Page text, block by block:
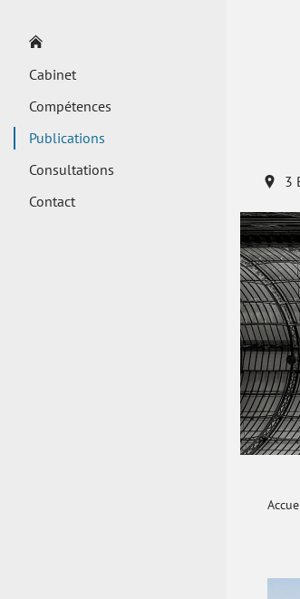
Cabinet
Compétences
Publications
Consultations
Contact
3